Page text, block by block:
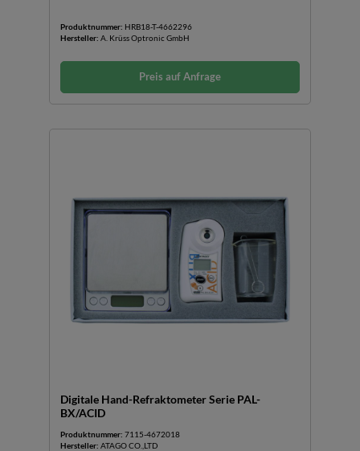
Produktnummer: HRB18-T-4662296
Hersteller: A. Krüss Optronic GmbH
Preis auf Anfrage
Digitale Hand-Refraktometer Serie PAL-
BX/ACID
Produktnummer: 7115-4672018
Hersteller: ATAGO CO.,LTD